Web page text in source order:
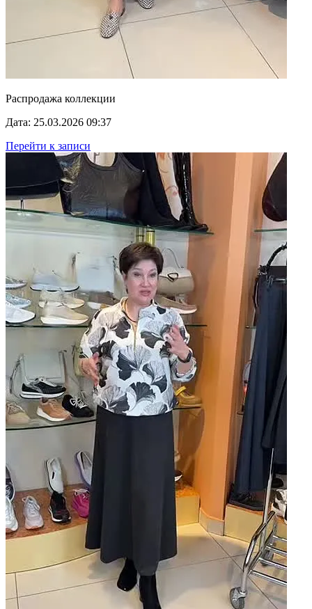
Распродажа коллекции
Дата: 25.03.2026 09:37
Перейти к записи